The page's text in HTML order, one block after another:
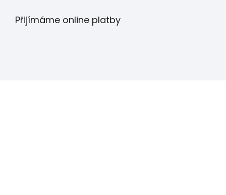
Přijímáme online platby